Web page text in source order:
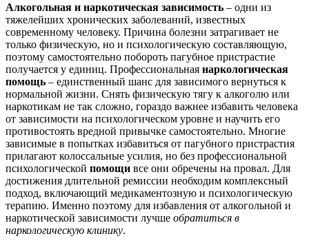
Алкогольная и наркотическая зависимость – одни из
тяжелейших хронических заболеваний, известных
современному человеку. Причина болезни затрагивает не
только физическую, но и психологическую составляющую,
поэтому самостоятельно побороть пагубное пристрастие
получается у единиц. Профессиональная наркологическая
помощь – единственный шанс для зависимого вернуться к
нормальной жизни. Снять физическую тягу к алкоголю или
наркотикам не так сложно, гораздо важнее избавить человека
от зависимости на психологическом уровне и научить его
противостоять вредной привычке самостоятельно. Многие
зависимые в попытках избавиться от пагубного пристрастия
прилагают колоссальные усилия, но без профессиональной
психологической помощи все они обречены на провал. Для
достижения длительной ремиссии необходим комплексный
подход, включающий медикаментозную и психологическую
терапию. Именно поэтому для избавления от алкогольной и
наркотической зависимости лучше обратиться в
наркологическую клинику.